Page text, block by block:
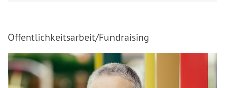
Öffentlichkeitsarbeit/Fundraising